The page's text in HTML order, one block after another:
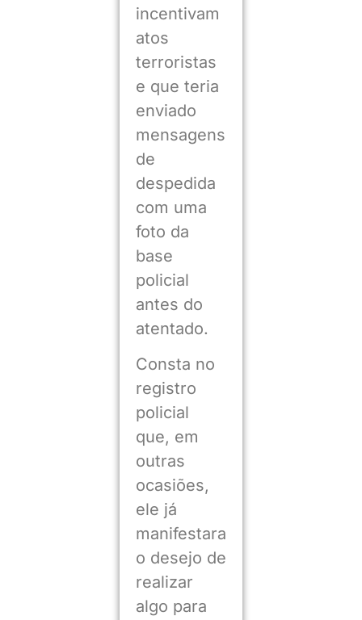
incentivam
atos
terroristas
e que teria
enviado
mensagens
de
despedida
com uma
foto da
base
policial
antes do
atentado.
Consta no
registro
policial
que, em
outras
ocasiões,
ele já
manifestara
o desejo de
realizar
algo para